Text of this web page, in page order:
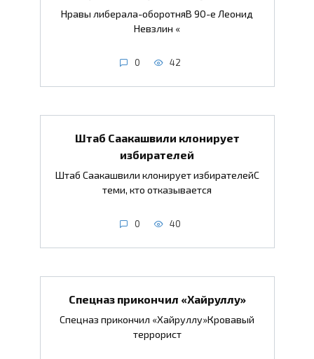
Нравы либерала-оборотняВ 90-е Леонид
Невзлин «
0 42
Штаб Саакашвили клонирует
избирателей
Штаб Саакашвили клонирует избирателейС
теми, кто отказывается
0 40
Спецназ прикончил «Хайруллу»
Спецназ прикончил «Хайруллу»Кровавый
террорист